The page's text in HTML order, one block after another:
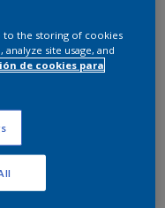
Cambiar de color
pintura
to the storing of cookies
site usage, and
de cookies para